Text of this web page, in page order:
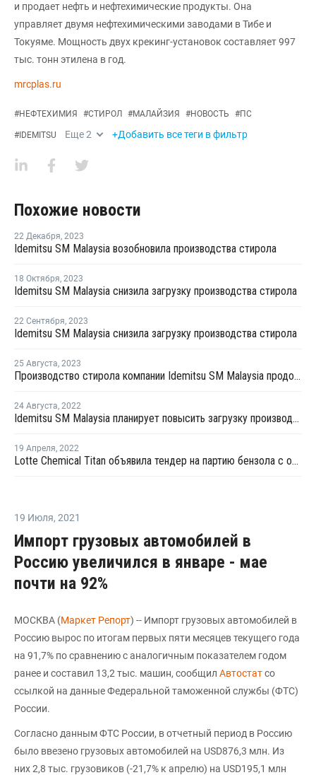
и продает нефть и нефтехимические продукты. Она
управляет двумя нефтехимическими заводами в Тибе и
Токуяме. Мощность двух крекинг-установок составляет 997
тыс. тонн этилена в год.
mrcplas.ru
#НЕФТЕХИМИЯ #СТИРОЛ #МАЛАЙЗИЯ #НОВОСТЬ #ПС
#IDEMITSU Еще2 +Добавить все теги в фильтр
Похожие новости
22 Декабря, 2023
Idemitsu SM Malaysia возобновила производства стирола
18 Октября, 2023
Idemitsu SM Malaysia снизила загрузку производства стирола
22 Сентября, 2023
Idemitsu SM Malaysia снизила загрузку производства стирола
25 Августа, 2023
Производство стирола компании Idemitsu SM Malaysia продолжает работать в нормально режиме
24 Августа, 2022
Idemitsu SM Malaysia планирует повысить загрузку производства стирола в Малайзии до 100%
19 Апреля, 2022
Lotte Chemical Titan объявила тендер на партию бензола с отгрузкой во второй половине мая
19 Июля, 2021
Импорт грузовых автомобилей в
Россию увеличился в январе - мае
почти на 92%
МОСКВА (Маркет Репорт) -- Импорт грузовых автомобилей в
Россию вырос по итогам первых пяти месяцев текущего года
на 91,7% по сравнению с аналогичным показателем годом
ранее и составил 13,2 тыс. машин, сообщил Автостатсо
ссылкой на данные Федеральной таможенной службы (ФТС)
России.
Согласно данным ФТС России, в отчетный период в Россию
было ввезено грузовых автомобилей на USD876,3 млн. Из
них 2,8 тыс. грузовиков (-21,7% к апрелю) на USD195,1 млн